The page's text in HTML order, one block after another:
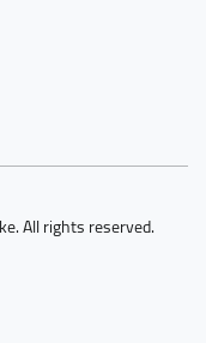
All rights reserved.